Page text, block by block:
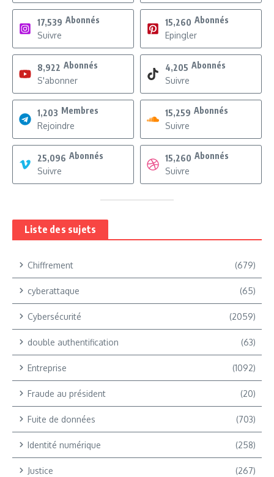
17,539 Abonnés
Suivre
15,260 Abonnés
Epingler
8,922 Abonnés
S'abonner
4,205 Abonnés
Suivre
1,203 Membres
Rejoindre
15,259 Abonnés
Suivre
25,096 Abonnés
Suivre
15,260 Abonnés
Suivre
Liste des sujets
Chiffrement (679)
cyberattaque (65)
Cybersécurité (2059)
double authentification (63)
Entreprise (1092)
Fraude au président (20)
Fuite de données (703)
Identité numérique (258)
Justice (267)